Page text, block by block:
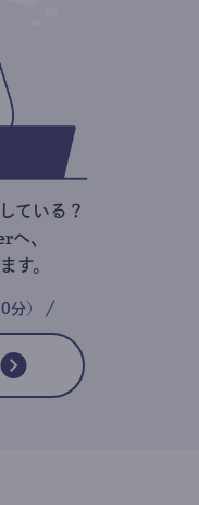
ている？
へ、
す。
分)